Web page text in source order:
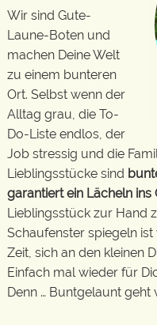
Wir sind Gute-
Laune-Boten und
machen Deine Welt
zu einem bunteren
Ort. Selbst wenn der
Alltag grau, die To-
Do-Liste endlos, der
Job stressig und die
Lieblingsstücke sind
garantiert ein Lächeln ins
Lieblingsstück zur Hand
Schaufenster spiegeln ist
Zeit, sich an den kleinen
Einfach mal wieder für
Denn … Buntgelaunt geht